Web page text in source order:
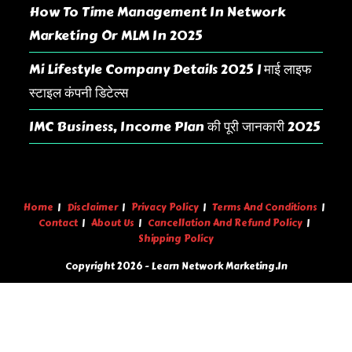
How To Time Management In Network
Marketing Or MLM In 2025
Mi Lifestyle Company Details 2025 | माई लाइफ
स्टाइल कंपनी डिटेल्स
IMC Business, Income Plan की पूरी जानकारी 2025
Home Disclaimer Privacy Policy
Terms And Conditions
Contact
About Us
Cancellation And Refund Policy
Shipping Policy
Copyright 2026 - Learn Network Marketing.in